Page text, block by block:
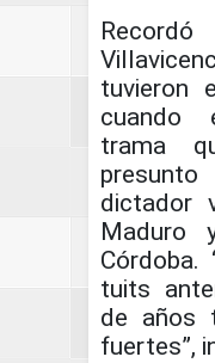
tuvieron
cuando
trama
dictador
Maduro
Córdoba.
tuits
de años
fuertes”,